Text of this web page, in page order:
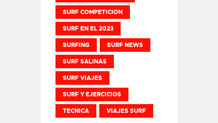
SURF COMPETICION
SURF EN EL 2023
SURFING SURF NEWS
SURF SALINAS
SURF VIAJES
SURF Y EJERCICIOS
TECNICA VIAJES SURF